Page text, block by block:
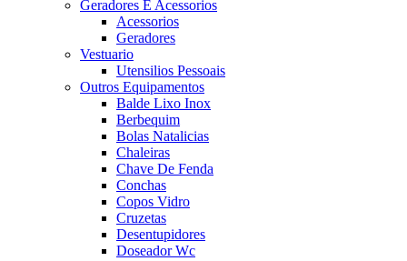
Geradores E Acessorios
Acessorios
Geradores
Vestuario
Utensilios Pessoais
Outros Equipamentos
Balde Lixo Inox
Berbequim
Bolas Natalicias
Chaleiras
Chave De Fenda
Conchas
Copos Vidro
Cruzetas
Desentupidores
Doseador Wc